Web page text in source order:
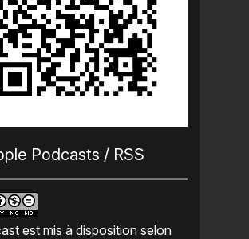
Podcasts / RSS
est mis à disposition selon